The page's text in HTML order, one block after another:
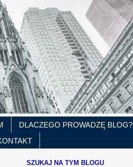
DLACZEGO PROWADZĘ BLOG?
SZUKAJ NA TYM BLOGU